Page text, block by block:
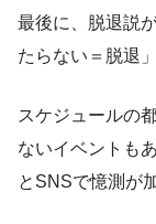
最後に、脱退説
たらない＝脱退
スケジュールの
ないイベントも
とSNSで憶測が